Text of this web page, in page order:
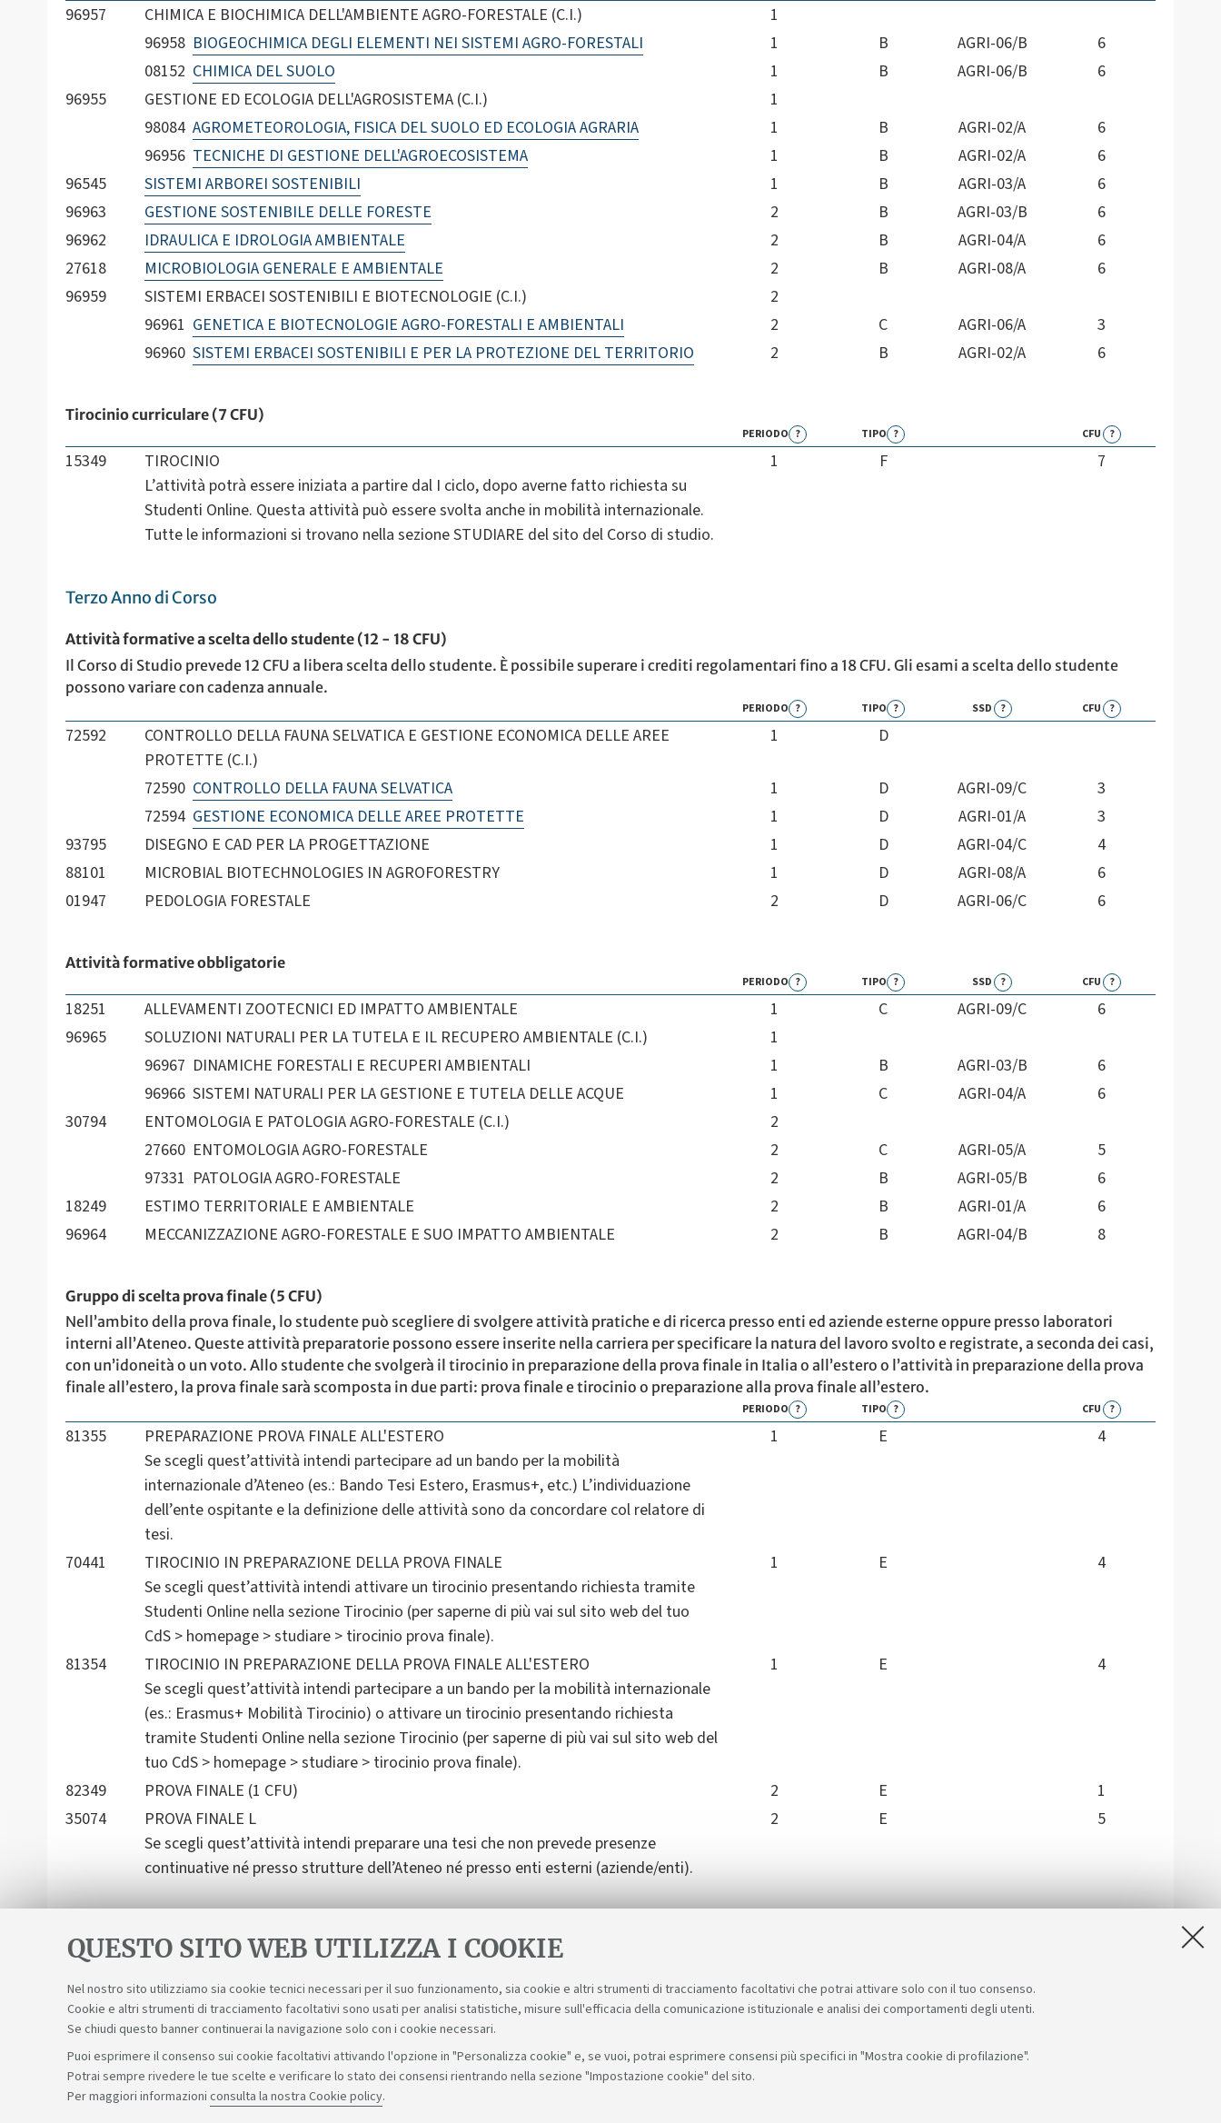
QUESTO SITO WEB UTILIZZA I COOKIE
Nel nostro sito utilizziamo sia cookie tecnici necessari per il suo funzionamento, sia cookie e altri strumenti di tracciamento facoltativi che potrai attivare solo con il tuo consenso.
Cookie e altri strumenti di tracciamento facoltativi sono usati per analisi statistiche, misure sull'efficacia della comunicazione istituzionale e analisi dei comportamenti degli utenti.
Se chiudi questo banner continuerai la navigazione solo con i cookie necessari.
Puoi esprimere il consenso sui cookie facoltativi attivando l'opzione in "Personalizza cookie" e, se vuoi, potrai esprimere consensi più specifici in "Mostra cookie di profilazione".
Potrai sempre rivedere le tue scelte e verificare lo stato dei consensi rientrando nella sezione "Impostazione cookie" del sito.
Per maggiori informazioni consulta la nostra Cookie policy.
96957 CHIMICA E BIOCHIMICA DELL'AMBIENTE AGRO-FORESTALE (C.I.)
1
96958 BIOGEOCHIMICA DEGLI ELEMENTI NEI SISTEMI AGRO-FORESTALI 1 B AGRI-06/B
6
08152 CHIMICA DEL SUOLO 1 B AGRI-06/B
6
96955
GESTIONE ED ECOLOGIA DELL'AGROSISTEMA (C.I.)
1
98084 AGROMETEOROLOGIA, FISICA DEL SUOLO ED ECOLOGIA AGRARIA 1 B AGRI-02/A
6
96956 TECNICHE DI GESTIONE DELL'AGROECOSISTEMA 1 B AGRI-02/A
6
96545
SISTEMI ARBOREI SOSTENIBILI 1 B AGRI-03/A
6
96963
GESTIONE SOSTENIBILE DELLE FORESTE 2 B AGRI-03/B
6
96962
IDRAULICA E IDROLOGIA AMBIENTALE 2 B AGRI-04/A
6
27618
MICROBIOLOGIA GENERALE E AMBIENTALE 2 B AGRI-08/A
6
96959
SISTEMI ERBACEI SOSTENIBILI E BIOTECNOLOGIE (C.I.)
2
96961 GENETICA E BIOTECNOLOGIE AGRO-FORESTALI E AMBIENTALI 2 C AGRI-06/A
3
96960 SISTEMI ERBACEI SOSTENIBILI E PER LA PROTEZIONE DEL TERRITORIO 2 B AGRI-02/A 6
Tirocinio curriculare (7 CFU)
PERIODO ? TIPO ? CFU ?
15349
TIROCINIO
L’attività potrà essere iniziata a partire dal I ciclo, dopo averne fatto richiesta su
Studenti Online. Questa attività può essere svolta anche in mobilità internazionale.
Tutte le informazioni si trovano nella sezione STUDIARE del sito del Corso di studio.
1 F 7
Terzo Anno di Corso
Attività formative a scelta dello studente (12 - 18 CFU)
Il Corso di Studio prevede 12 CFU a libera scelta dello studente. È possibile superare i crediti regolamentari fino a 18 CFU. Gli esami a scelta dello studente
possono variare con cadenza annuale.
PERIODO ? TIPO ? SSD ? CFU ?
72592
CONTROLLO DELLA FAUNA SELVATICA E GESTIONE ECONOMICA DELLE AREE
PROTETTE (C.I.)
1 D
72590 CONTROLLO DELLA FAUNA SELVATICA 1 D AGRI-09/C
3
72594 GESTIONE ECONOMICA DELLE AREE PROTETTE 1 D AGRI-01/A
3
93795
DISEGNO E CAD PER LA PROGETTAZIONE 1 D AGRI-04/C
4
88101
MICROBIAL BIOTECHNOLOGIES IN AGROFORESTRY 1 D AGRI-08/A
6
01947
PEDOLOGIA FORESTALE 2 D AGRI-06/C 6
Attività formative obbligatorie
PERIODO ? TIPO ? SSD ? CFU ?
18251 ALLEVAMENTI ZOOTECNICI ED IMPATTO AMBIENTALE 1 C AGRI-09/C
6
96965
SOLUZIONI NATURALI PER LA TUTELA E IL RECUPERO AMBIENTALE (C.I.)
1
96967 DINAMICHE FORESTALI E RECUPERI AMBIENTALI
1 B AGRI-03/B
6
96966 SISTEMI NATURALI PER LA GESTIONE E TUTELA DELLE ACQUE
1 C AGRI-04/A
6
30794
ENTOMOLOGIA E PATOLOGIA AGRO-FORESTALE (C.I.)
2
27660 ENTOMOLOGIA AGRO-FORESTALE
2 C AGRI-05/A
5
97331 PATOLOGIA AGRO-FORESTALE
2 B AGRI-05/B
6
18249
ESTIMO TERRITORIALE E AMBIENTALE 2 B AGRI-01/A
6
96964
MECCANIZZAZIONE AGRO-FORESTALE E SUO IMPATTO AMBIENTALE 2 B AGRI-04/B 8
Gruppo di scelta prova finale (5 CFU)
Nell’ambito della prova finale, lo studente può scegliere di svolgere attività pratiche e di ricerca presso enti ed aziende esterne oppure presso laboratori
interni all’Ateneo. Queste attività preparatorie possono essere inserite nella carriera per specificare la natura del lavoro svolto e registrate, a seconda dei casi,
con un’idoneità o un voto. Allo studente che svolgerà il tirocinio in preparazione della prova finale in Italia o all’estero o l’attività in preparazione della prova
finale all’estero, la prova finale sarà scomposta in due parti: prova finale e tirocinio o preparazione alla prova finale all’estero.
PERIODO ? TIPO ? CFU ?
81355
PREPARAZIONE PROVA FINALE ALL'ESTERO
Se scegli quest’attività intendi partecipare ad un bando per la mobilità
internazionale d’Ateneo (es.: Bando Tesi Estero, Erasmus+, etc.) L’individuazione
dell’ente ospitante e la definizione delle attività sono da concordare col relatore di
tesi.
1 E 4
70441
TIROCINIO IN PREPARAZIONE DELLA PROVA FINALE
Se scegli quest’attività intendi attivare un tirocinio presentando richiesta tramite
Studenti Online nella sezione Tirocinio (per saperne di più vai sul sito web del tuo
CdS > homepage > studiare > tirocinio prova finale).
1 E 4
81354
TIROCINIO IN PREPARAZIONE DELLA PROVA FINALE ALL'ESTERO
Se scegli quest’attività intendi partecipare a un bando per la mobilità internazionale
(es.: Erasmus+ Mobilità Tirocinio) o attivare un tirocinio presentando richiesta
tramite Studenti Online nella sezione Tirocinio (per saperne di più vai sul sito web del
tuo CdS > homepage > studiare > tirocinio prova finale).
1 E 4
82349 PROVA FINALE (1 CFU) 2 E
1
35074
PROVA FINALE L
Se scegli quest’attività intendi preparare una tesi che non prevede presenze
continuative né presso strutture dell’Ateneo né presso enti esterni (aziende/enti).
2 E 5
Sosteniamo il diritto alla conoscenza